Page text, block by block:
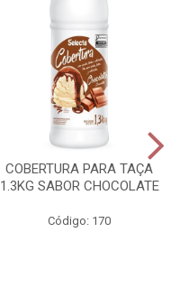
COBERTURA PARA TAÇA
1.3KG SABOR CHOCOLATE
Código: 170